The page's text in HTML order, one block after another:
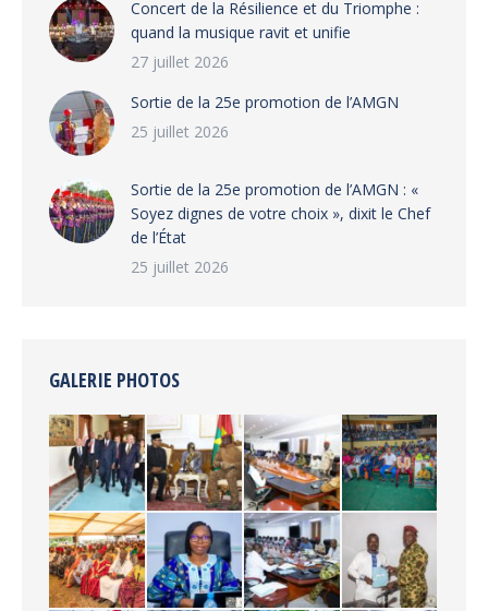
‎​Concert de la Résilience et du Triomphe :
quand la musique ravit et unifie
27 juillet 2026
‎Sortie de la 25e promotion de l’AMGN
25 juillet 2026
‎Sortie de la 25e promotion de l’AMGN : «
Soyez dignes de votre choix », dixit le Chef
de l’État
25 juillet 2026
GALERIE PHOTOS